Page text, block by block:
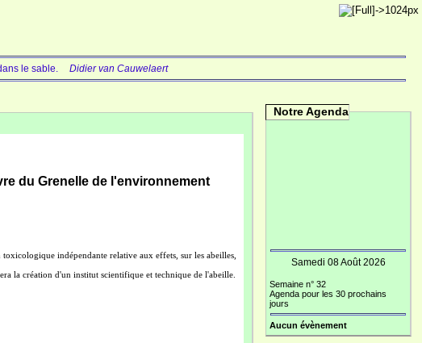
le sable. Didier van Cauwelaert
du Grenelle de l'environnement
indépendante relative aux effets, sur les abeilles,
la création d'un institut scientifique et technique de l'abeille.
Notre Agenda
Samedi 08 Août 2026
Semaine n° 32
Agenda pour les 30 prochains
jours
Aucun évènement